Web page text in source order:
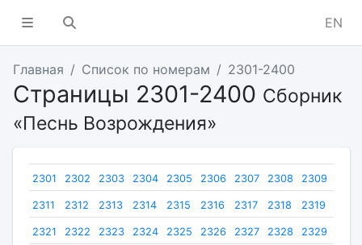
EN
Главная Список по номерам 2301-2400
Страницы 2301-2400 Сборник
«Песнь Возрождения»
2301 2302 2303 2304 2305 2306 2307 2308 2309
2311 2312 2313 2314 2315 2316 2317 2318 2319
2321 2322 2323 2324 2325 2326 2327 2328 2329